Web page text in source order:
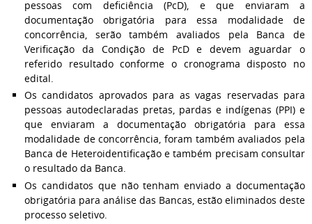
pessoas com deficiência (PcD), e que enviaram a
documentação obrigatória para essa modalidade de
concorrência, serão também avaliados pela Banca de
Verificação da Condição de PcD e devem aguardar o
referido resultado conforme o cronograma disposto no
edital.
Os candidatos aprovados para as vagas reservadas para
pessoas autodeclaradas pretas, pardas e indígenas (PPI) e
que enviaram a documentação obrigatória para essa
modalidade de concorrência, foram também avaliados pela
Banca de Heteroidentificação e também precisam consultar
o resultado da Banca.
Os candidatos que não tenham enviado a documentação
obrigatória para análise das Bancas, estão eliminados deste
processo seletivo.